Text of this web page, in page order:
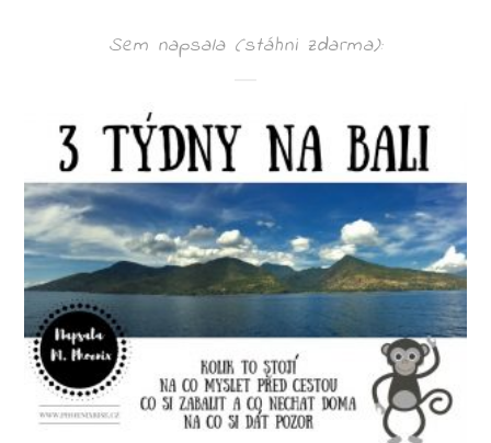
Sem napsala (stáhni zdarma):